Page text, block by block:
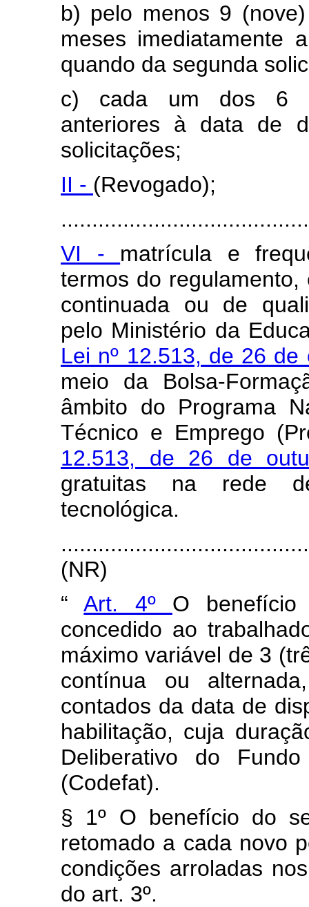
b) pelo menos 9
meses imediatamente
quando da segunda
c) cada um dos 6
anteriores à data de
solicitações;
II - (Revogado);
VI - matrícula e
termos do
continuada ou de
pelo Ministério da
Lei nº 12.513, de 26
meio da Bolsa-
âmbito do Programa
Técnico e Emprego
12.513, de 26 de
gratuitas na rede
tecnológica.
(NR)
“Art. 4º O benefício
concedido ao
máximo variável de 3
contínua ou
contados da data de
habilitação, cuja
Deliberativo do
(Codefat).
§ 1º O benefício do
retomado a cada novo
condições arroladas
do art. 3º.